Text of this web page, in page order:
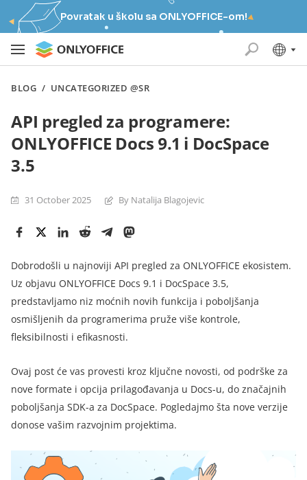
Povratak u školu sa ONLYOFFICE-om!
BLOG / UNCATEGORIZED @SR
API pregled za programere:
ONLYOFFICE Docs 9.1 i DocSpace
3.5
31 October 2025 By Natalija Blagojevic
Dobrodošli u najnoviji API pregled za ONLYOFFICE ekosistem.
Uz objavu ONLYOFFICE Docs 9.1 i DocSpace 3.5,
predstavljamo niz moćnih novih funkcija i poboljšanja
osmišljenih da programerima pruže više kontrole,
fleksibilnosti i efikasnosti.
Ovaj post će vas provesti kroz ključne novosti, od podrške za
nove formate i opcija prilagođavanja u Docs-u, do značajnih
poboljšanja SDK-a za DocSpace. Pogledajmo šta nove verzije
donose vašim razvojnim projektima.